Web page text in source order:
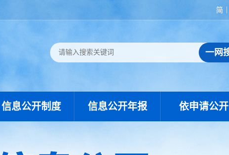
简
信息公开制度 信息公开年报 依申请公开